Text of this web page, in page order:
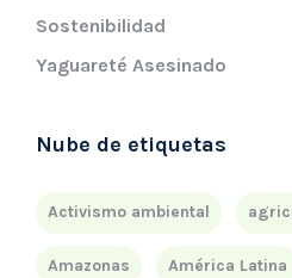
Sostenibilidad
Yaguareté Asesinado
Nube de etiquetas
Activismo ambiental
Amazonas América Latina